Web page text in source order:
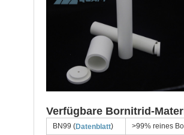
Verfügbare Bornitrid-
BN99 (Datenblatt)
>99% reines